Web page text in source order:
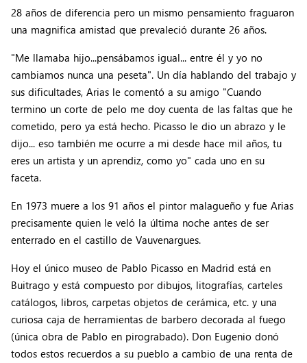
28 años de diferencia pero un mismo pensamiento fraguaron
una magnifica amistad que prevaleció durante 26 años.
"Me llamaba hijo...pensábamos igual... entre él y yo no
cambiamos nunca una peseta". Un día hablando del trabajo y
sus dificultades, Arias le comentó a su amigo "Cuando
termino un corte de pelo me doy cuenta de las faltas que he
cometido, pero ya está hecho. Picasso le dio un abrazo y le
dijo... eso también me ocurre a mi desde hace mil años, tu
eres un artista y un aprendiz, como yo" cada uno en su
faceta.
En 1973 muere a los 91 años el pintor malagueño y fue Arias
precisamente quien le veló la última noche antes de ser
enterrado en el castillo de Vauvenargues.
Hoy el único museo de Pablo Picasso en Madrid está en
Buitrago y está compuesto por dibujos, litografías, carteles
catálogos, libros, carpetas objetos de cerámica, etc. y una
curiosa caja de herramientas de barbero decorada al fuego
(única obra de Pablo en pirograbado). Don Eugenio donó
todos estos recuerdos a su pueblo a cambio de una renta de